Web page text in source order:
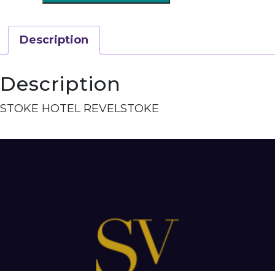
Description
Description
STOKE HOTEL REVELSTOKE